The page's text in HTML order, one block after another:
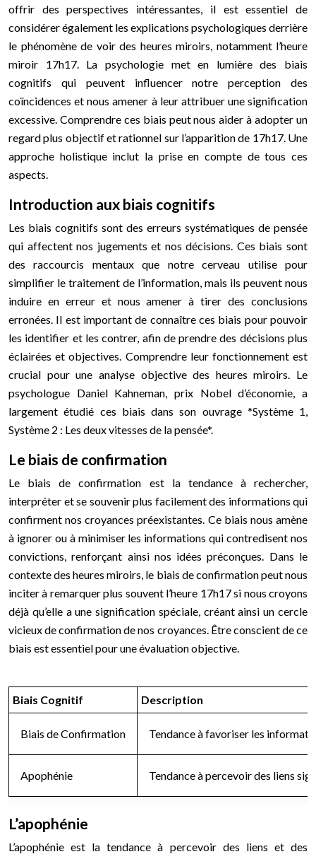
offrir des perspectives intéressantes, il est essentiel de
considérer également les explications psychologiques derrière
le phénomène de voir des heures miroirs, notamment l’heure
miroir 17h17. La psychologie met en lumière des biais
cognitifs qui peuvent influencer notre perception des
coïncidences et nous amener à leur attribuer une signification
excessive. Comprendre ces biais peut nous aider à adopter un
regard plus objectif et rationnel sur l’apparition de 17h17. Une
approche holistique inclut la prise en compte de tous ces
aspects.
Introduction aux biais cognitifs
Les biais cognitifs sont des erreurs systématiques de pensée
qui affectent nos jugements et nos décisions. Ces biais sont
des raccourcis mentaux que notre cerveau utilise pour
simplifier le traitement de l’information, mais ils peuvent nous
induire en erreur et nous amener à tirer des conclusions
erronées. Il est important de connaître ces biais pour pouvoir
les identifier et les contrer, afin de prendre des décisions plus
éclairées et objectives. Comprendre leur fonctionnement est
crucial pour une analyse objective des heures miroirs. Le
psychologue Daniel Kahneman, prix Nobel d’économie, a
largement étudié ces biais dans son ouvrage *Système 1,
Système 2 : Les deux vitesses de la pensée*.
Le biais de confirmation
Le biais de confirmation est la tendance à rechercher,
interpréter et se souvenir plus facilement des informations qui
confirment nos croyances préexistantes. Ce biais nous amène
à ignorer ou à minimiser les informations qui contredisent nos
convictions, renforçant ainsi nos idées préconçues. Dans le
contexte des heures miroirs, le biais de confirmation peut nous
inciter à remarquer plus souvent l’heure 17h17 si nous croyons
déjà qu’elle a une signification spéciale, créant ainsi un cercle
vicieux de confirmation de nos croyances. Être conscient de ce
biais est essentiel pour une évaluation objective.
Biais Cognitif Description
Biais de Confirmation Tendance à favoriser les
Apophénie Tendance à percevoir des liens
L’apophénie
L’apophénie est la tendance à percevoir des liens et des